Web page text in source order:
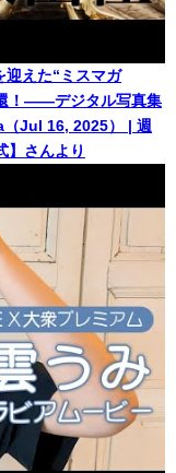
迎えた“ミスマガ
！――デジタル写真集
Jul 16, 2025） | 週
】さんより